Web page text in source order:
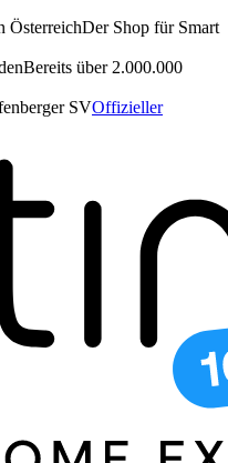
Der Shop für Smart
Bereits über 2.000.000
Offizieller